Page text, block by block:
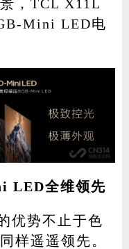
，TCL X11L
Mini LED电
LED全维领先
优势不止于色
样遥遥领先。